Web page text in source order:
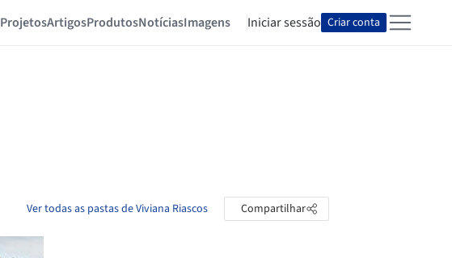
ProjetosArtigosProdutosNotíciasImagens Iniciar sessão Criar conta
Ver todas as pastas de Viviana Riascos Compartilhar